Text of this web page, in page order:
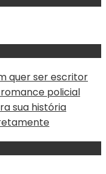
quer ser escritor
policial
sua história